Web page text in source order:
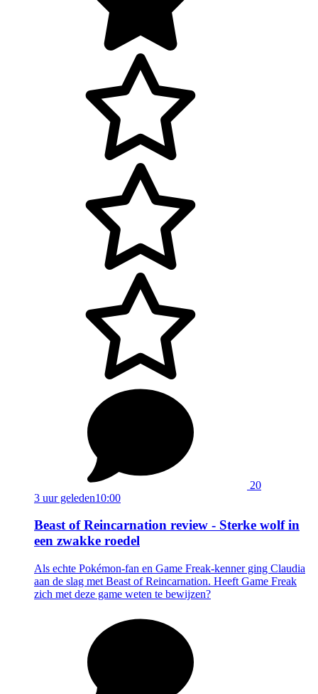
20
3 uur geleden10:00
Beast of Reincarnation review - Sterke wolf in
een zwakke roedel
Als echte Pokémon-fan en Game Freak-kenner ging Claudia
aan de slag met Beast of Reincarnation. Heeft Game Freak
zich met deze game weten te bewijzen?